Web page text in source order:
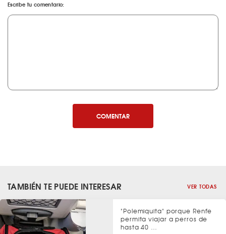
Escribe tu comentario:
COMENTAR
TAMBIÉN TE PUEDE INTERESAR VER TODAS
"Polemiquita" porque Renfe
permita viajar a perros de
hasta 40 …